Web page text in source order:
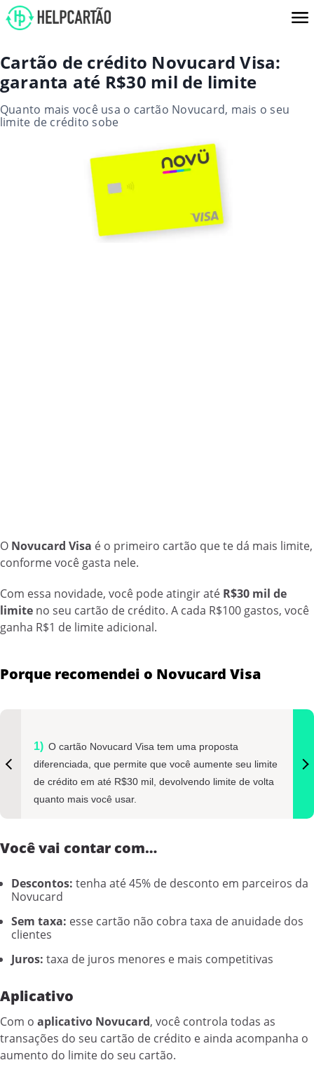
Cartão de crédito Novucard Visa:
garanta até R$30 mil de limite
Quanto mais você usa o cartão Novucard, mais o seu
limite de crédito sobe
O Novucard Visa é o primeiro cartão que te dá mais limite,
conforme você gasta nele.
Com essa novidade, você pode atingir até R$30 mil de
limite no seu cartão de crédito. A cada R$100 gastos, você
ganha R$1 de limite adicional.
Porque recomendei o Novucard Visa
O cartão Novucard Visa tem uma proposta
diferenciada, que permite que você aumente seu limite
de crédito em até R$30 mil, devolvendo limite de volta
quanto mais você usar.
Você vai contar com…
Descontos: tenha até 45% de desconto em parceiros da
Novucard
Sem taxa: esse cartão não cobra taxa de anuidade dos
clientes
Juros: taxa de juros menores e mais competitivas
Aplicativo
Com o aplicativo Novucard, você controla todas as
transações do seu cartão de crédito e ainda acompanha o
aumento do limite do seu cartão.